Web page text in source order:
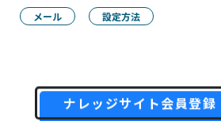
メール 設定方法
ナレッジサイト会員登録